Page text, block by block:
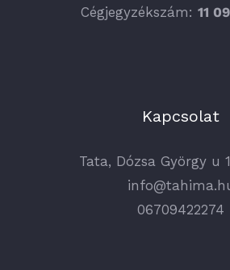
Cégjegyzékszám: 11
Kapcsolat
Tata, Dózsa György u
06709422274